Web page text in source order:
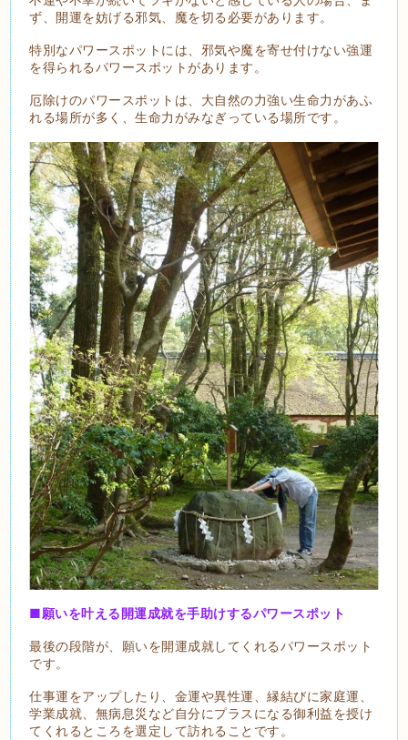
ず、開運を妨げる邪気、魔を切る必要があります。
特別なパワースポットには、邪気や魔を寄せ付けない強運
を得られるパワースポットがあります。
厄除けのパワースポットは、大自然の力強い生命力があふ
れる場所が多く、生命力がみなぎっている場所です。
■願いを叶える開運成就を手助けするパワースポット
最後の段階が、願いを開運成就してくれるパワースポット
です。
仕事運をアップしたり、金運や異性運、縁結びに家庭運、
学業成就、無病息災など自分にプラスになる御利益を授け
てくれるところを選定して訪れることです。